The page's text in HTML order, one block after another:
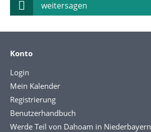
weitersagen
Konto
Login
Mein Kalender
Registrierung
Benutzerhandbuch
Werde Teil von Dahoam in Niederbayern